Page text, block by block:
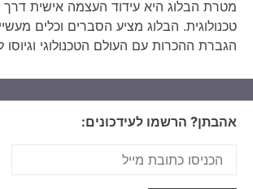
מטרת הבלוג היא עידוד העצמה אישית דרך
טכנולוגית. הבלוג מציע הסברים וכלים
הגברת ההכרות עם העולם הטכנולוגי וגיוסו
אהבתן? הרשמו לעידכונים: